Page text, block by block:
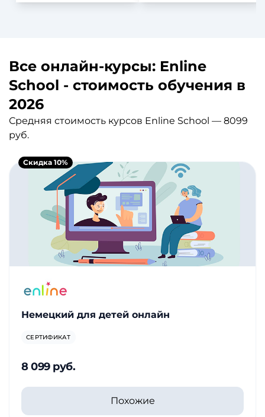
Все онлайн-курсы: Enline
School - стоимость обучения в
2026
Средняя стоимость курсов Enline School — 8099
руб.
Немецкий для детей онлайн
СЕРТИФИКАТ
8 099 руб.
Похожие
Скидка 10%